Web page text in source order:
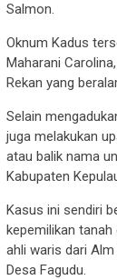
Salmon.
Oknum Kadus
Maharani
Rekan yang
Selain
juga melakukan
atau balik nama
Kabupaten
Kasus ini sendiri
kepemilikan tanah
ahli waris dari
Desa Fagudu.